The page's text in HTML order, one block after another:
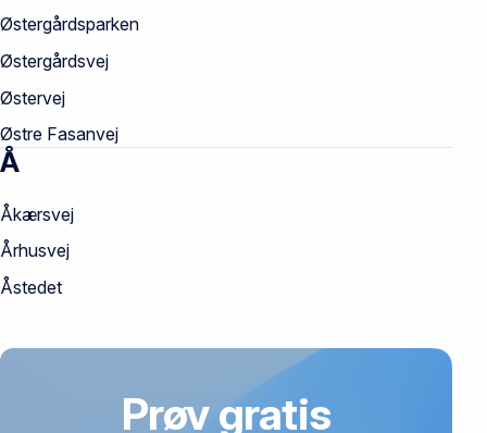
Østergårdsparken
Østergårdsvej
Østervej
Østre Fasanvej
Å
Åkærsvej
Århusvej
Åstedet
Prøv gratis